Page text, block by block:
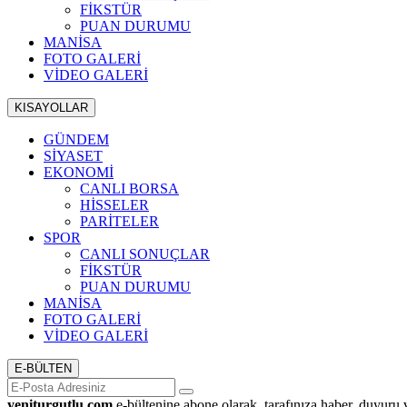
FİKSTÜR
PUAN DURUMU
MANİSA
FOTO GALERİ
VİDEO GALERİ
KISAYOLLAR
GÜNDEM
SİYASET
EKONOMİ
CANLI BORSA
HİSSELER
PARİTELER
SPOR
CANLI SONUÇLAR
FİKSTÜR
PUAN DURUMU
MANİSA
FOTO GALERİ
VİDEO GALERİ
E-BÜLTEN